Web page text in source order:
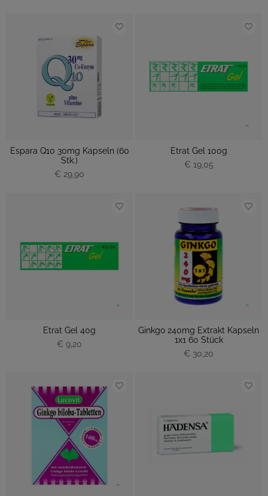
Espara Q10 30mg Kapseln (60
Stk.)
€ 29,90
Etrat Gel 100g
€ 19,05
Etrat Gel 40g
€ 9,20
Ginkgo 240mg Extrakt Kapseln
1x1 60 Stück
€ 30,20